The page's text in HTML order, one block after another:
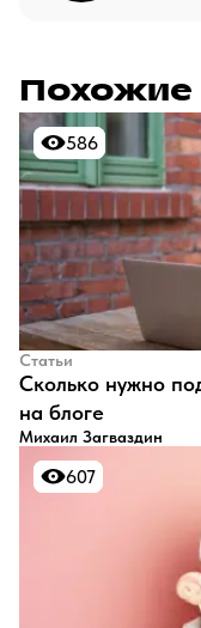
Похожие
586
586
Статьи
​Сколько нужно
на блоге
Михаил Загваздин
607
607